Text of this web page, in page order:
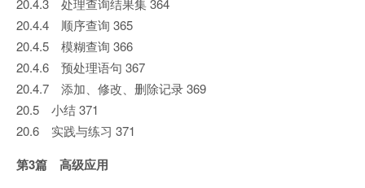
20.4.3 处理查询结果集 364
20.4.4 顺序查询 365
20.4.5 模糊查询 366
20.4.6 预处理语句 367
20.4.7 添加、修改、删除记录 369
20.5 小结 371
20.6 实践与练习 371
第3篇 高级应用